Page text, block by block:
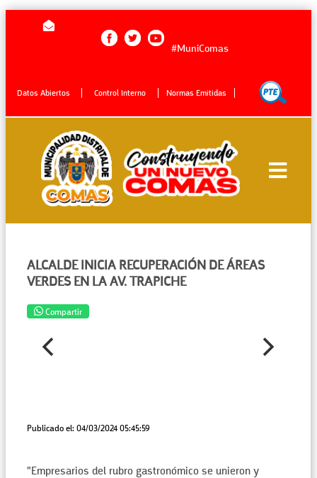
#MuniComas
Datos Abiertos Control Interno Normas Emitidas
ALCALDE INICIA RECUPERACIÓN DE ÁREAS
VERDES EN LA AV. TRAPICHE
Compartir
Publicado el: 04/03/2024 05:45:59
"Empresarios del rubro gastronómico se unieron y